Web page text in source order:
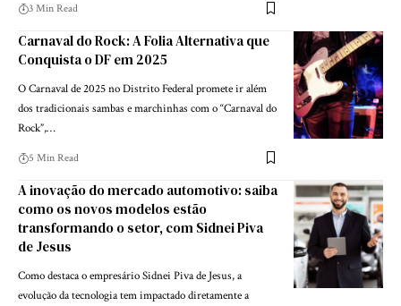
3 Min Read
Carnaval do Rock: A Folia Alternativa que
Conquista o DF em 2025
O Carnaval de 2025 no Distrito Federal promete ir além
dos tradicionais sambas e marchinhas com o “Carnaval do
Rock”,…
5 Min Read
A inovação do mercado automotivo: saiba
como os novos modelos estão
transformando o setor, com Sidnei Piva
de Jesus
Como destaca o empresário Sidnei Piva de Jesus, a
evolução da tecnologia tem impactado diretamente a